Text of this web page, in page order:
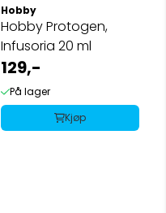
Hobby
Hobby Protogen,
Infusoria 20 ml
129,-
På lager
Kjøp